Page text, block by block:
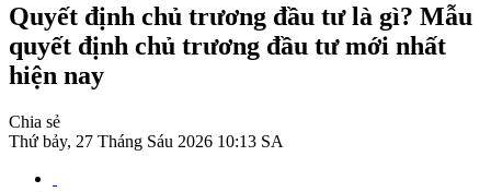
Quyết định chủ trương đầu tư là gì? Mẫu
quyết định chủ trương đầu tư mới nhất
hiện nay
Chia sẻ
Thứ bảy, 27 Tháng Sáu 2026 10:13 SA